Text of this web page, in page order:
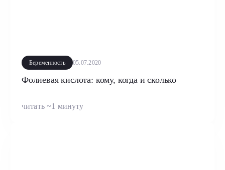
Беременность 05.07.2020
Фолиевая кислота: кому, когда и сколько
читать ~1 минуту